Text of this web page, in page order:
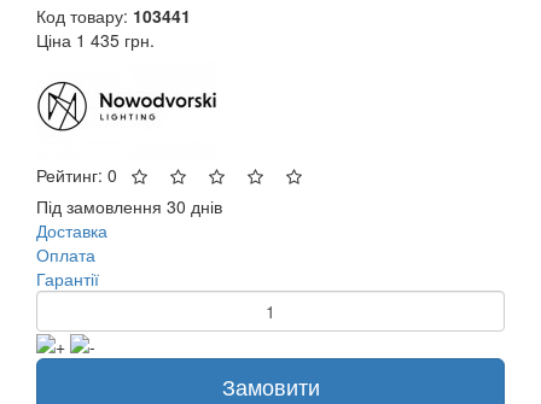
Код товару: 103441
Ціна 1 435 грн.
Рейтинг: 0
Під замовлення 30 днів
Доставка
Оплата
Гарантії
Замовити